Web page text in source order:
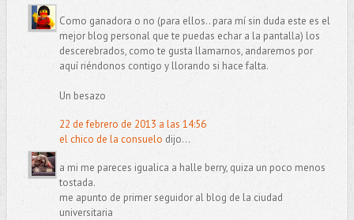
Como ganadora o no (para ellos.. para mí sin duda este es el
mejor blog personal que te puedas echar a la pantalla) los
descerebrados, como te gusta llamarnos, andaremos por
aquí riéndonos contigo y llorando si hace falta.
Un besazo
22 de febrero de 2013 a las 14:56
el chico de la consuelo dijo...
a mi me pareces igualica a halle berry, quiza un poco menos
tostada.
me apunto de primer seguidor al blog de la ciudad
universitaria